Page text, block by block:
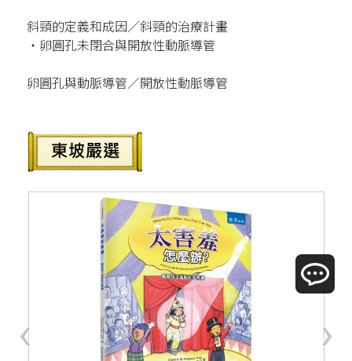
斜頸的定義和成因／斜頸的治療計畫
‧卵圓孔未閉合與開放性動脈導管
卵圓孔與動脈導管／開放性動脈導管
‹ ›